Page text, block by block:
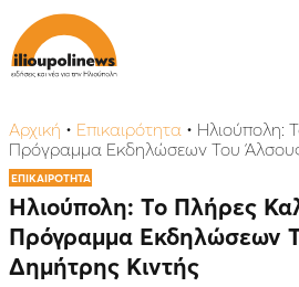
Αρχική • Επικαιρότητα • Ηλιούπολη:
Πρόγραμμα Εκδηλώσεων Του
ΕΠΙΚΑΙΡΟΤΗΤΑ
Ηλιούπολη: Το Πλήρες
Πρόγραμμα Εκδηλώσεων
Δημήτρης Κιντής